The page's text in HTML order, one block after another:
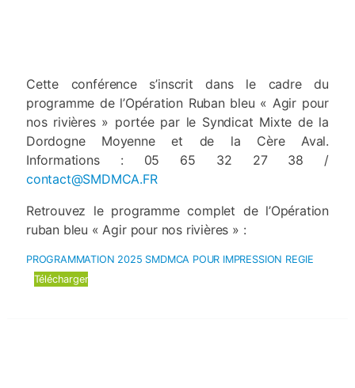
Cette conférence s’inscrit dans le cadre du
programme de l’Opération Ruban bleu « Agir pour
nos rivières » portée par le Syndicat Mixte de la
Dordogne Moyenne et de la Cère Aval.
Informations : 05 65 32 27 38 /
contact@SMDMCA.FR
Retrouvez le programme complet de l’Opération
ruban bleu « Agir pour nos rivières » :
PROGRAMMATION 2025 SMDMCA POUR IMPRESSION REGIE
Télécharger